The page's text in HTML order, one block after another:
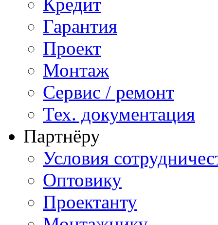
Гарантия
Проект
Монтаж
Сервис / ремонт
Тех. документация
Партнёру
Условия
Оптовику
Проектанту